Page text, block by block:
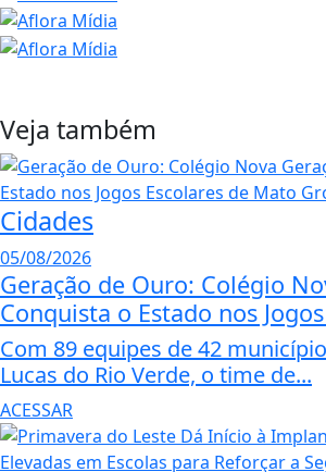
Veja também
Cidades
05/08/2026
Geração de Ouro: Colégio
Conquista o Estado nos
Com 89 equipes de 42
Lucas do Rio Verde, o time de...
ACESSAR